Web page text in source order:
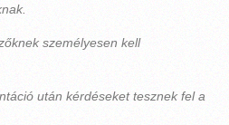
személyesen kell
után kérdéseket tesznek fel a